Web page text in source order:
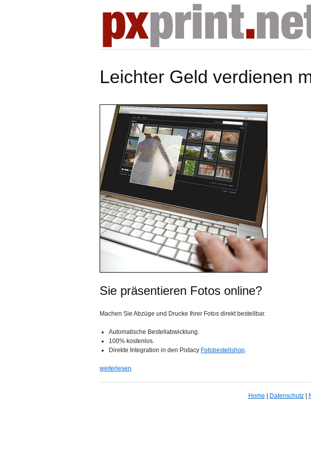
Leichter Geld verdienen
Sie präsentieren Fotos online?
Machen Sie Abzüge und Drucke Ihrer Fotos direkt bestellbar.
Automatische Bestellabwicklung.
100% kostenlos.
Direkte Integration in den Pixtacy Fotobestellshop.
weiterlesen
Home Datenschutz|